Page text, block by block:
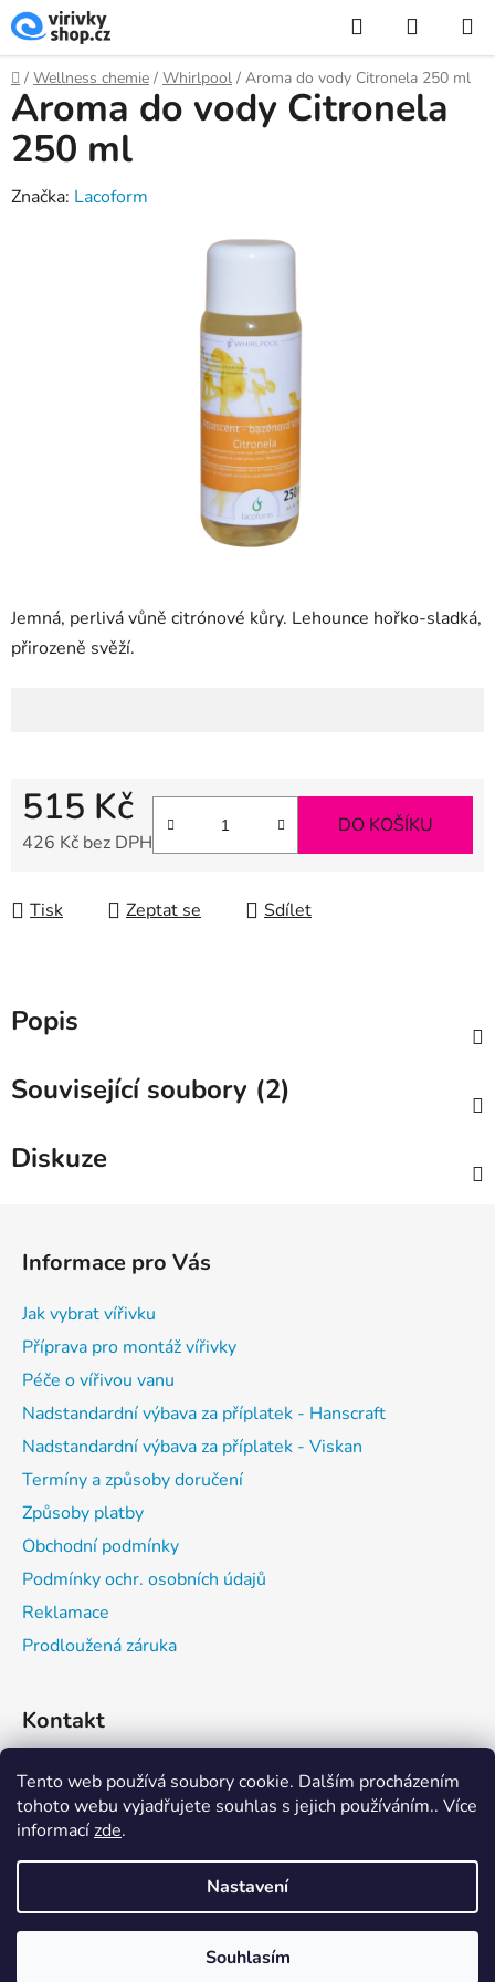
Tento web používá soubory cookie. Dalším procházením
tohoto webu vyjadřujete souhlas s jejich používáním.. Více
informacízde.
Nastavení
Souhlasím
Přejít
na
obsah
Hledat
KOŠÍK
Domů
/ Wellness chemie / Whirlpool / Aroma do vody Citronela 250 ml
Jemná, perlivá vůně citrónové kůry. Lehounce hořko-sladká,
přirozeně svěží.
515 Kč
426 Kč bez DPH
DO KOŠÍKU
Tisk Zeptat se Sdílet
Aroma do vody Citronela
250 ml
Značka: Lacoform
Popis
Související soubory (2)
Diskuze
Informace pro Vás
Jak vybrat vířivku
Příprava pro montáž vířivky
Péče o vířivou vanu
Nadstandardní výbava za příplatek - Hanscraft
Nadstandardní výbava za příplatek - Viskan
Termíny a způsoby doručení
Způsoby platby
Obchodní podmínky
Podmínky ochr. osobních údajů
Reklamace
Prodloužená záruka
Kontakt
expedice@vitalwell.cz
608742111
Vytvořil Shoptet
virivky-shop.cz